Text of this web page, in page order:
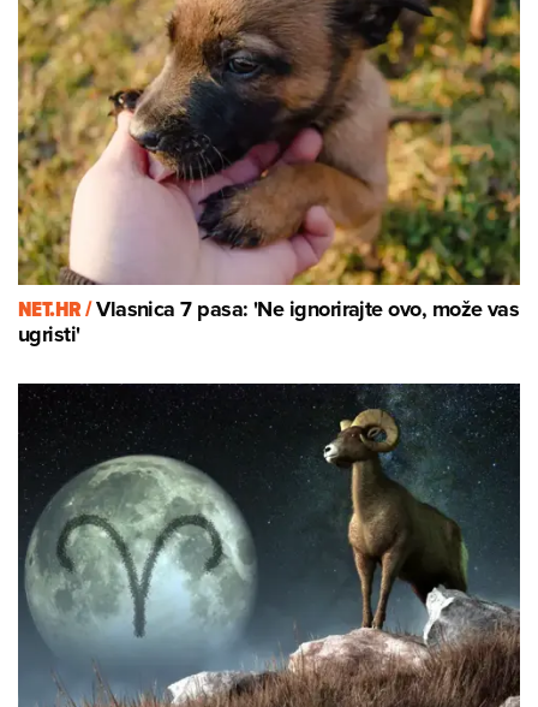
NET.HR /Vlasnica 7 pasa: 'Ne ignorirajte ovo, može vas
ugristi'